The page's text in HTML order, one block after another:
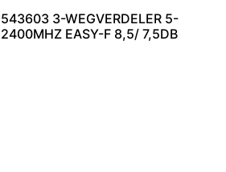
543603 3-WEGVERDELER 5-
2400MHZ EASY-F 8,5/ 7,5DB